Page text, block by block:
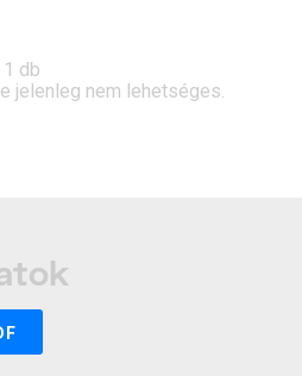
db
jelenleg nem lehetséges.